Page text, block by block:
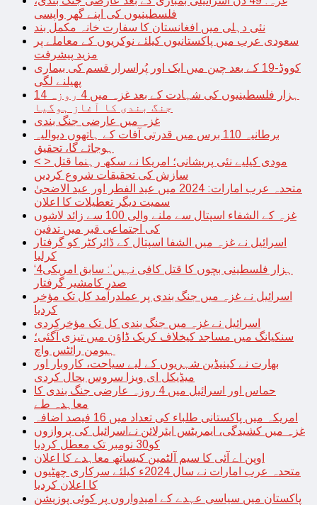
فلسطینیوں کی اپنے گھر واپسی
نئی دہلی میں افغانستان کا سفارت خانہ مکمل بند
سعودی عرب میں پاکستانیوں کیلئے نوکریوں کے معاملے پر
مزید پیشرفت
کووڈ-19 کے بعد چین میں ایک اور پُراسرار قسم کی بیماری
پھیلنے لگی
14 ہزار فلسطینیوں کی شہادت کے بعد غزہ میں 4 روزہ
جنگ بندی کا آغاز ہوگیا
غزہ میں عارضی جنگ بندی
برطانیہ 110 برس میں قدرتی آفات کے ہاتھوں دیوالیہ
ہوجائے گا، تحقیق
< > مودی کیلیے نئی پریشانی؛ امریکا نے سکھ رہنما قتل
سازش کی تحقیقات شروع کردیں
متحدہ عرب امارات: 2024 میں عید الفطر اور عید الاضحیٰ
سمیت دیگر تعطیلات کا اعلان
غزہ کے الشفاء اسپتال سے ملنے والی 100 سے زائد لاشوں
کی اجتماعی قبر میں تدفین
اسرائیل نے غزہ میں الشفا اسپتال کے ڈائرکٹر کو گرفتار
کرلیا
‘4ہزار فلسطینی بچوں کا قتل کافی نہیں’: سابق امریکی
صدر کامشیر گرفتار
اسرائیل نے غزہ میں جنگ بندی پر عملدرآمد کل تک مؤخر
کردیا
اسرائیل نے غزہ میں جنگ بندی کل تک مؤخرکردی
سنکیانگ میں مساجد کیخلاف کریک ڈاؤن میں تیزی آگئی؛
ہیومن رائٹس واچ
بھارت نے کینیڈین شہریوں کے لیے سیاحت، کاروبار اور
میڈیکل ای ویزا سروس بحال کردی
حماس اور اسرائیل میں 4 روزہ عارضی جنگ بندی کا
معاہدہ طے
امریکہ میں پاکستانی طلباء کی تعداد میں 16 فیصد اضافہ
غزہ میں کشیدگی، ایمریٹس ایئرلائن نےاسرائیل کی پروازوں
کو30 نومبر تک معطل کردیا
اوپن اے آئی کا سیم آلٹمین کیساتھ معاہدے کا اعلان
متحدہ عرب امارات نے سال 2024ء کیلئے سرکاری چھٹیوں
کا اعلان کردیا
پاکستان میں سیاسی عہدے کے امیدواروں پر کوئی پوزیشن